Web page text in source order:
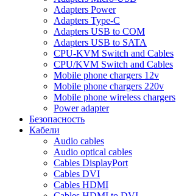
Adapters Power
Adapters Type-C
Adapters USB to COM
Adapters USB to SATA
CPU-KVM Switch and Cables
CPU/KVM Switch and Cables
Mobile phone chargers 12v
Mobile phone chargers 220v
Mobile phone wireless chargers
Power adapter
Безопасность
Кабели
Audio cables
Audio optical cables
Cables DisplayPort
Cables DVI
Cables HDMI